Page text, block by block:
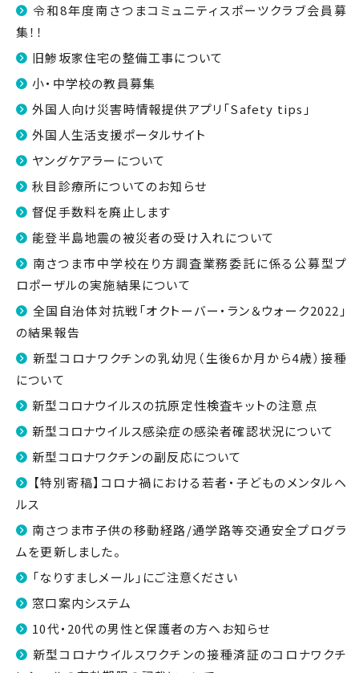
令和8年度南さつまコミュニティスポーツクラブ会員募
集！！
旧鯵坂家住宅の整備工事について
小・中学校の教員募集
外国人向け災害時情報提供アプリ「Safety tips」
外国人生活支援ポータルサイト
ヤングケアラーについて
秋目診療所についてのお知らせ
督促手数料を廃止します
能登半島地震の被災者の受け入れについて
南さつま市中学校在り方調査業務委託に係る公募型プ
ロポーザルの実施結果について
全国自治体対抗戦「オクトーバー・ラン＆ウォーク2022」
の結果報告
新型コロナワクチンの乳幼児（生後6か月から4歳）接種
について
新型コロナウイルスの抗原定性検査キットの注意点
新型コロナウイルス感染症の感染者確認状況について
新型コロナワクチンの副反応について
【特別寄稿】コロナ禍における若者・子どものメンタルヘ
ルス
南さつま市子供の移動経路/通学路等交通安全プログラ
ムを更新しました。
「なりすましメール」にご注意ください
窓口案内システム
10代・20代の男性と保護者の方へお知らせ
新型コロナウイルスワクチンの接種済証のコロナワクチ